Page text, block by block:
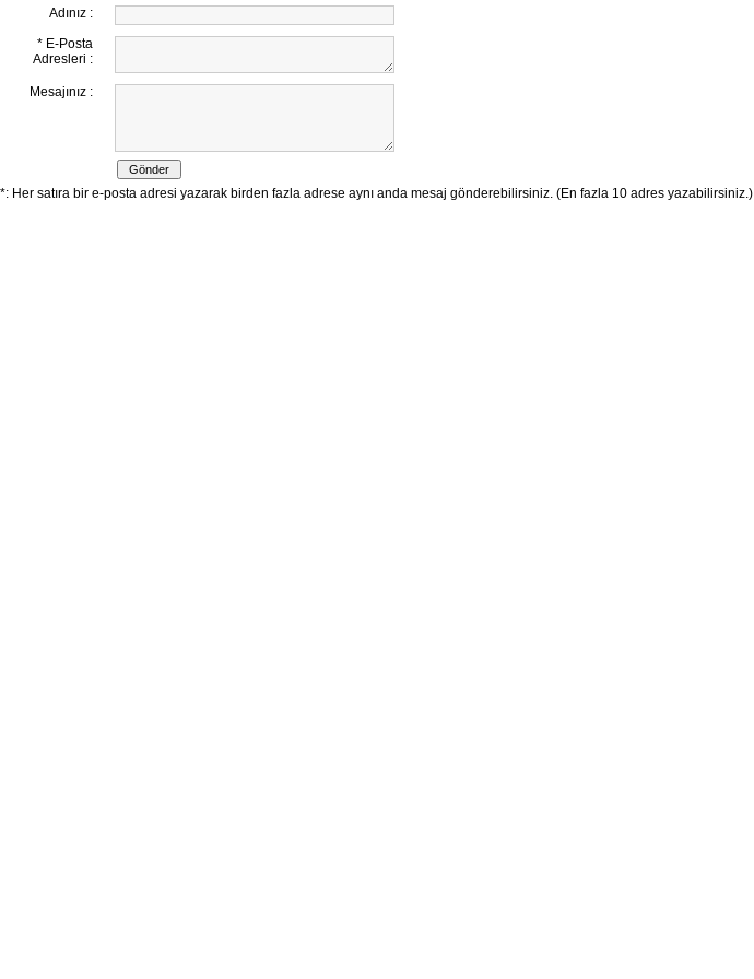
Adınız :
* E-Posta
Adresleri :
Mesajınız :
*: Her satıra bir e-posta adresi yazarak birden fazla adrese aynı anda mesaj gönderebilirsiniz. (En fazla 10 adres yazabilirsiniz.)